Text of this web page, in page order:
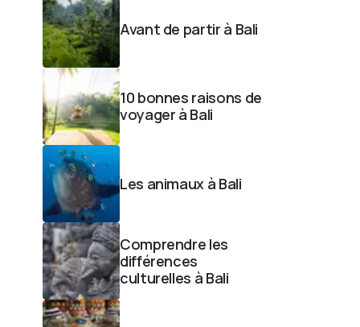
Avant de partir à Bali
10 bonnes raisons de
voyager à Bali
Les animaux à Bali
Comprendre les
différences
culturelles à Bali